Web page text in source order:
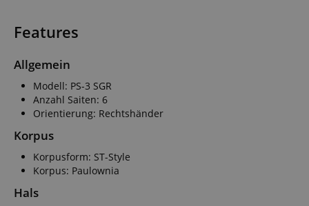
Features
Allgemein
Modell: PS-3 SGR
Anzahl Saiten: 6
Orientierung: Rechtshänder
Korpus
Korpusform: ST-Style
Korpus: Paulownia
Hals